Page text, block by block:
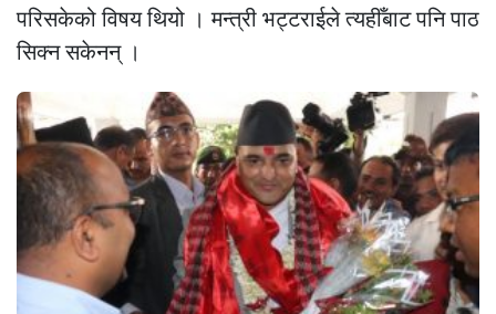
परिसकेको विषय थियो । मन्त्री भट्टराईले त्यहीँबाट पनि पाठ
सिक्न सकेनन् ।